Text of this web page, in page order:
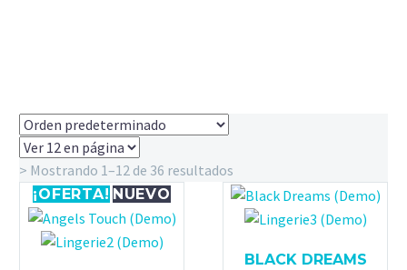
> Mostrando 1–12 de 36 resultados
¡OFERTA! NUEVO
BLACK DREAMS